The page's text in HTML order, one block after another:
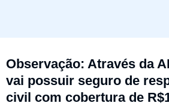
Observação: Através da
vai possuir seguro de
civil com cobertura de